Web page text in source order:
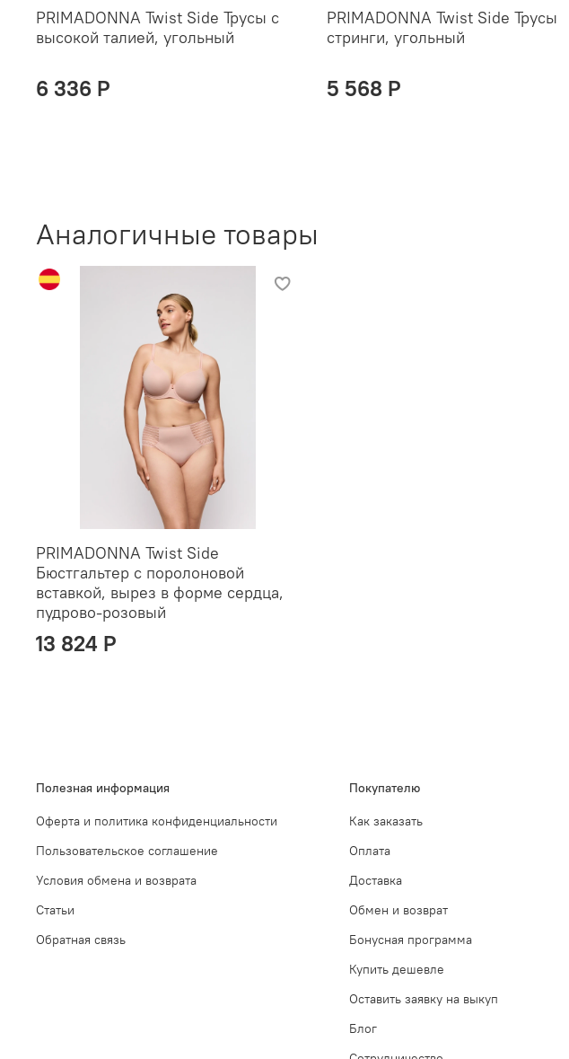
PRIMADONNA Twist Side Трусы с
высокой талией, угольный
6 336 P
PRIMADONNA Twist Side Трусы
стринги, угольный
5 568 P
Аналогичные товары
PRIMADONNA Twist Side
Бюстгальтер с поролоновой
вставкой, вырез в форме сердца,
пудрово-розовый
13 824 P
Полезная информация
Оферта и политика конфиденциальности
Пользовательское соглашение
Условия обмена и возврата
Статьи
Обратная связь
Покупателю
Как заказать
Оплата
Доставка
Обмен и возврат
Бонусная программа
Купить дешевле
Оставить заявку на выкуп
Блог